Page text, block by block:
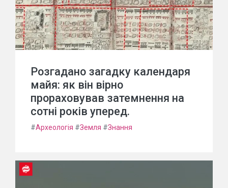
Розгадано загадку календаря
майя: як він вірно
прораховував затемнення на
сотні років уперед.
#Археологія #Земля #Знання